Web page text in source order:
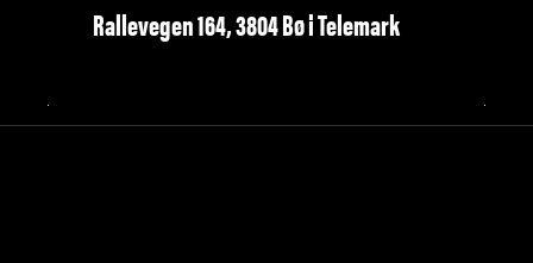
Rallevegen 164, 3804 Bø i Telemark